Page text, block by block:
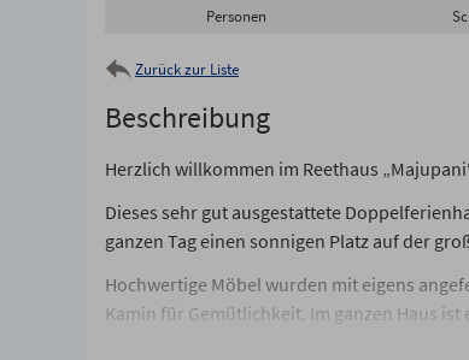
Personen
Zurück zur Liste
Beschreibung
Herzlich willkommen im Reethaus
Dieses sehr gut ausgestattete
ganzen Tag einen sonnigen Platz auf der
Hochwertige Möbel wurden mit eigens
Kamin für Gemütlichkeit. Im ganzen Haus